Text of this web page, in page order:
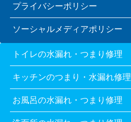
プライバシーポリシー
ソーシャルメディアポリシー
トイレの水漏れ・つまり修理
キッチンのつまり・水漏れ修理
お風呂の水漏れ・つまり修理